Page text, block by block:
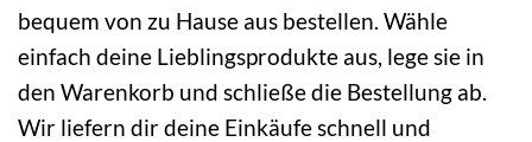
bequem von zu Hause aus bestellen. Wähle
einfach deine Lieblingsprodukte aus, lege sie in
den Warenkorb und schließe die Bestellung ab.
Wir liefern dir deine Einkäufe schnell und